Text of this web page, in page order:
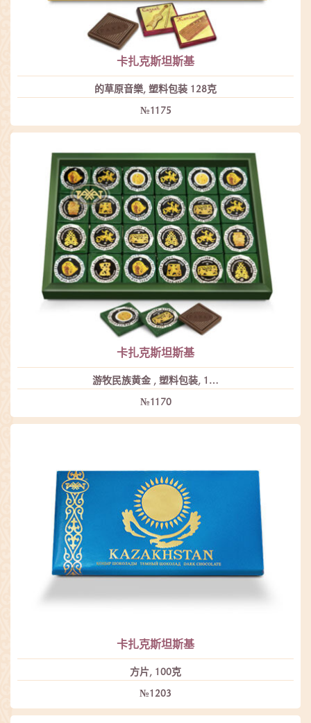
卡扎克斯坦斯基
的草原音樂, 塑料包装 128克
№1175
卡扎克斯坦斯基
游牧民族黄金 , 塑料包装, 1…
№1170
卡扎克斯坦斯基
方片, 100克
№1203